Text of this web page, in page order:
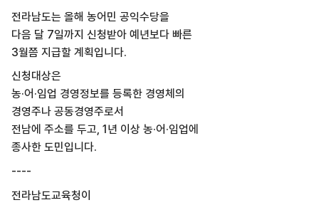
전라남도는 올해 농어민 공익수당을
다음 달 7일까지 신청받아 예년보다 빠른
3월쯤 지급할 계획입니다.
신청대상은
농·어·임업 경영정보를 등록한 경영체의
경영주나 공동경영주로서
전남에 주소를 두고, 1년 이상 농·어·임업에
종사한 도민입니다.
----
전라남도교육청이